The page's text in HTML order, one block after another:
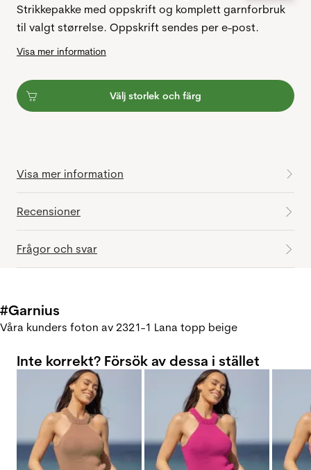
Strikkepakke med oppskrift og komplett garnforbruk
til valgt størrelse. Oppskrift sendes per e-post.
Visa mer information
Välj storlek och färg
Visa mer information
Recensioner
Frågor och svar
#Garnius
Våra kunders foton av 2321-1 Lana topp beige
Inte korrekt? Försök av dessa i stället